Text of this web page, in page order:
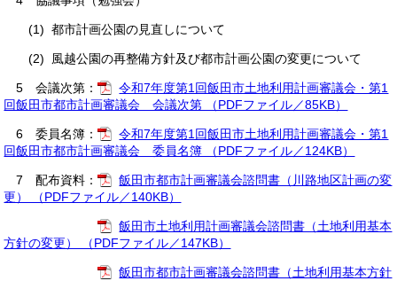
(1) 都市計画公園の見直しについて
(2) 風越公園の再整備方針及び都市計画公園の変更について
5 会議次第：
令和7年度第1回飯田市土地利用計画審議会・第1
回飯田市都市計画審議会 会議次第 （PDFファイル／85KB）
6 委員名簿：
令和7年度第1回飯田市土地利用計画審議会・第1
回飯田市都市計画審議会 委員名簿 （PDFファイル／124KB）
7 配布資料：
飯田市都市計画審議会諮問書（川路地区計画の変
更） （PDFファイル／140KB）
飯田市土地利用計画審議会諮問書（土地利用基本
方針の変更） （PDFファイル／147KB）
飯田市都市計画審議会諮問書（土地利用基本方針